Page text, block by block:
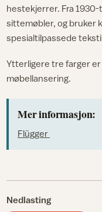
hestekjerrer. Fra
sittemøbler, og bruker
spesialtilpassede
Ytterligere tre farger
møbellansering.
Mer informasjon:
Flügger
Nedlasting